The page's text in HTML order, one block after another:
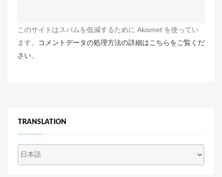
このサイトはスパムを低減するために Akismet を使ってい
ます。
コメントデータの処理方法の詳細はこちらをご覧くだ
さい。
TRANSLATION